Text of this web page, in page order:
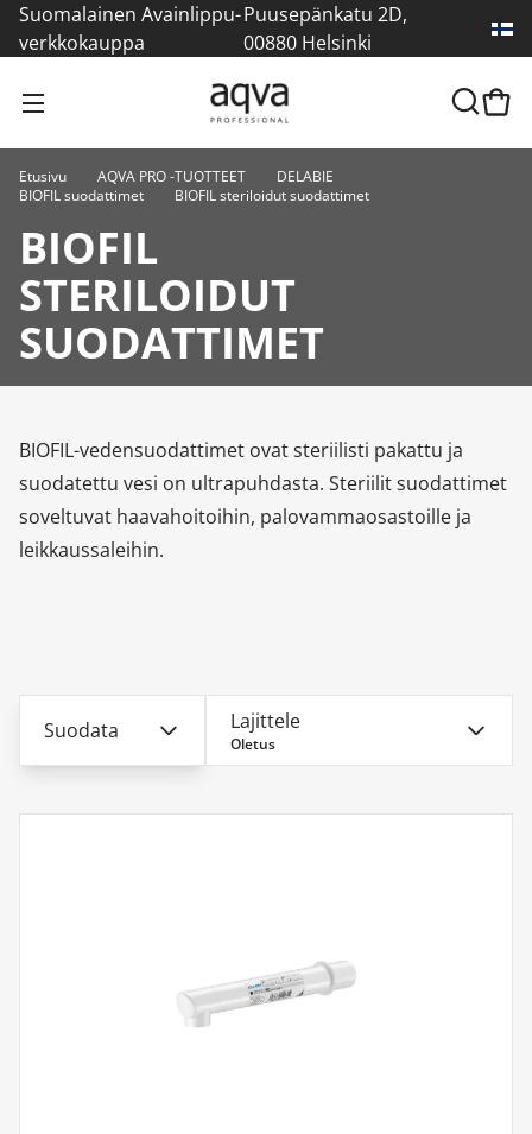
Suomalainen Avainlippu-
verkkokauppa
Puusepänkatu 2D,
00880 Helsinki
Etusivu AQVA PRO -TUOTTEET
DELABIE
BIOFIL suodattimet
BIOFIL steriloidut suodattimet
BIOFIL
STERILOIDUT
SUODATTIMET
BIOFIL-vedensuodattimet ovat steriilisti pakattu ja
suodatettu vesi on ultrapuhdasta. Steriilit suodattimet
soveltuvat haavahoitoihin, palovammaosastoille ja
leikkaussaleihin.
Suodata Lajittele
Oletus